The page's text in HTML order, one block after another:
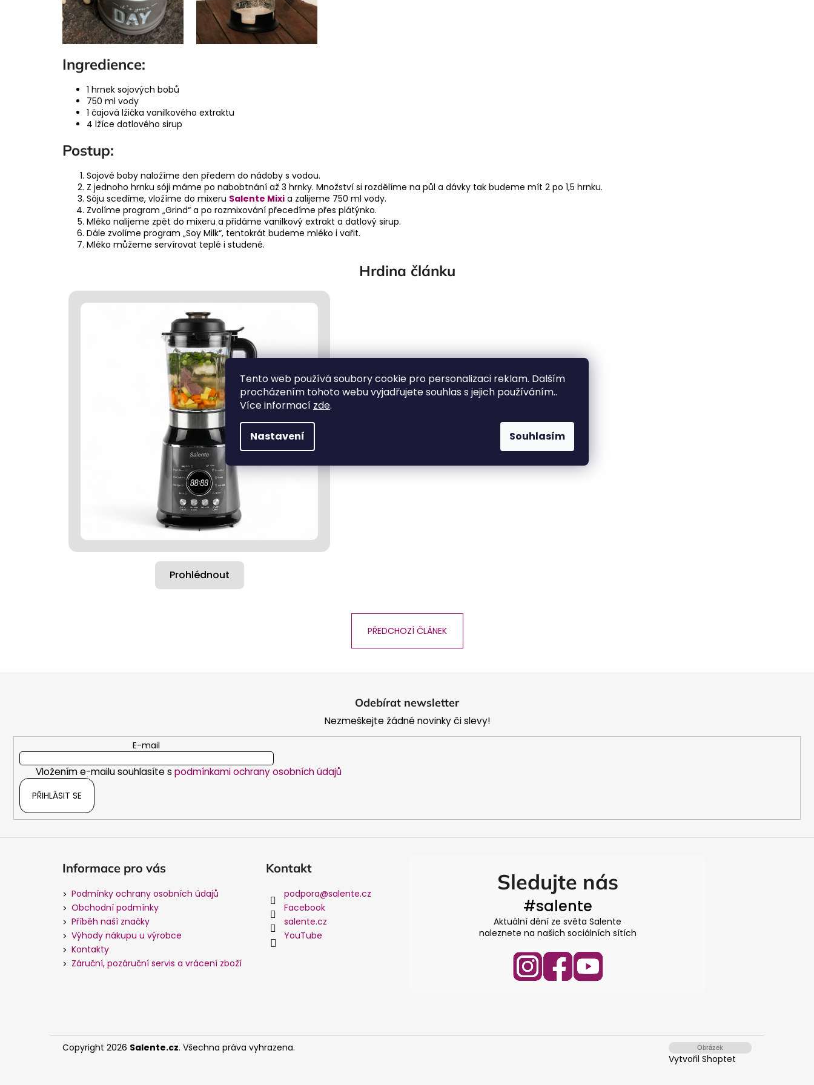
Tento web používá soubory cookie pro personalizaci reklam. Dalším
procházením tohoto webu vyjadřujete souhlas s jejich používáním..
Více informací zde.
Nastavení Souhlasím
Ingredience:
1 hrnek sojových bobů
750 ml vody
1 čajová lžička vanilkového extraktu
4 lžíce datlového sirup
Postup:
Sojové boby naložíme den předem do nádoby s vodou.
Z jednoho hrnku sóji máme po nabobtnání až 3 hrnky. Množství si rozdělíme na půl a dávky tak budeme mít 2 po 1,5 hrnku.
Sóju scedíme, vložíme do mixeru Salente Mixi a zalijeme 750 ml vody.
Zvolíme program „Grind“ a po rozmixování přecedíme přes plátýnko.
Mléko nalijeme zpět do mixeru a přidáme vanilkový extrakt a datlový sirup.
Dále zvolíme program „Soy Milk“, tentokrát budeme mléko i vařit.
Mléko můžeme servírovat teplé i studené.
Hrdina článku
Prohlédnout
PŘEDCHOZÍ ČLÁNEK
Odebírat newsletter
Nezmeškejte žádné novinky či slevy!
E-mail
Vložením e-mailu souhlasíte spodmínkami ochrany osobních údajů
PŘIHLÁSIT SE
Informace pro vás
Podmínky ochrany osobních údajů
Obchodní podmínky
Příběh naší značky
Výhody nákupu u výrobce
Kontakty
Záruční, pozáruční servis a vrácení zboží
Kontakt
podpora@salente.cz
Facebook
salente.cz
YouTube
Sledujte nás
#salente
Aktuální dění ze světa Salente
naleznete na našich sociálních sítích
Vytvořil Shoptet
Copyright 2026 Salente.cz. Všechna práva vyhrazena.